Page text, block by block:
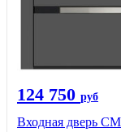
124 750 руб
Входная дверь